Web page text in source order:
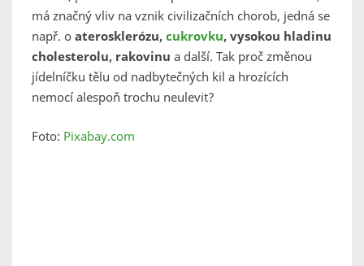
má značný vliv na vznik civilizačních chorob, jedná se
např. o aterosklerózu, cukrovku, vysokou hladinu
cholesterolu, rakovinu a další. Tak proč změnou
jídelníčku tělu od nadbytečných kil a hrozících
nemocí alespoň trochu neulevit?
Foto: Pixabay.com